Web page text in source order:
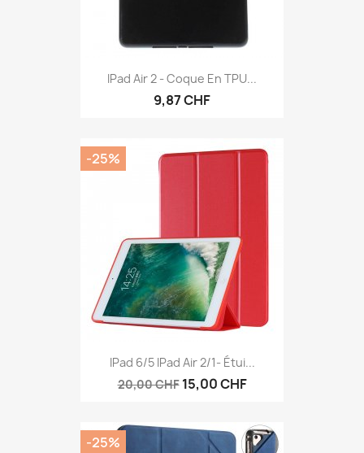
IPad Air 2 - Coque En TPU...
9,87 CHF
IPad 6/5 IPad Air 2/1- Étui...
20,00 CHF 15,00 CHF
-25%
-25%